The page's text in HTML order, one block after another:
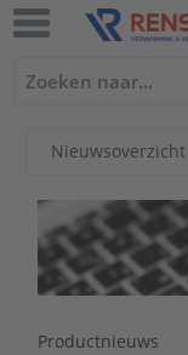
Nieuwsoverzicht
Productnieuws